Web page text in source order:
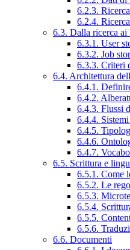
6.2.3.
6.2.4.
6.3. Dalla ricerca
6.3.1. User
6.3.2. Job
6.3.3. Criteri
6.4. Architettura
6.4.1.
6.4.2.
6.4.3. Flussi
6.4.4.
6.4.5.
6.4.6.
6.4.7.
6.5. Scrittura e
6.5.1. Come
6.5.2. Le
6.5.3.
6.5.4.
6.5.5.
6.5.6.
6.6. Documenti